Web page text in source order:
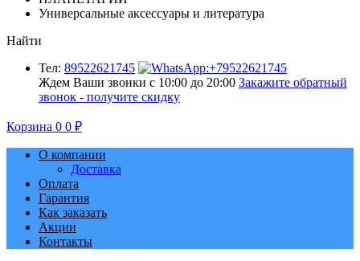
Универсальные аксессуары и литература
Найти
Тел: 89522621745
Ждем Ваши звонки с 10:00 до 20:00 Закажите обратный
звонок - получите скидку
Корзина 0 0 ₽
О компании
Доставка
Оплата
Гарантия
Как заказать
Акции
Контакты